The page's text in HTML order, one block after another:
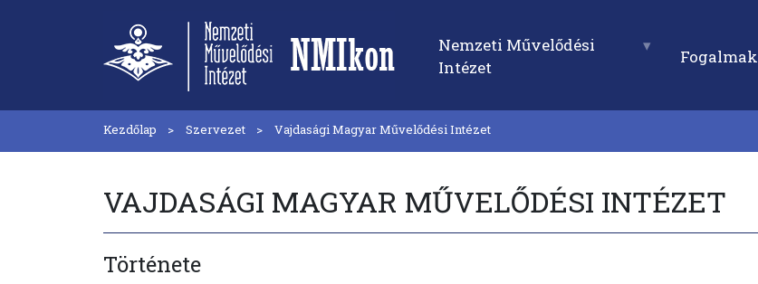
Nemzeti Művelődési
Intézet
Fogalmak
Kezdőlap Szervezet Vajdasági Magyar Művelődési Intézet
VAJDASÁGI MAGYAR MŰVELŐDÉSI INTÉZET
Története